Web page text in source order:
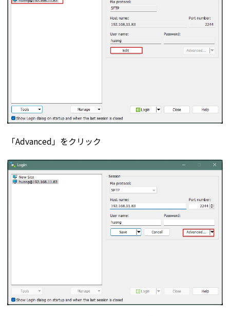
「Advanced」をクリック